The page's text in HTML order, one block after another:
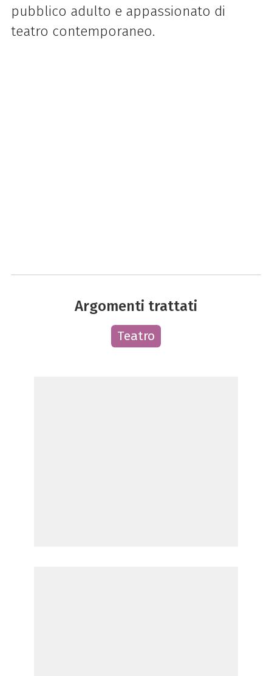
pubblico adulto e appassionato di
teatro contemporaneo.
Argomenti trattati
Teatro